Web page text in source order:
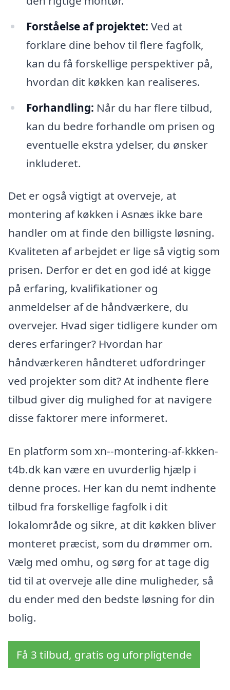
Forståelse af projektet: Ved at
forklare dine behov til flere fagfolk,
kan du få forskellige perspektiver på,
hvordan dit køkken kan realiseres.
Forhandling: Når du har flere tilbud,
kan du bedre forhandle om prisen og
eventuelle ekstra ydelser, du ønsker
inkluderet.
Det er også vigtigt at overveje, at
montering af køkken i Asnæs ikke bare
handler om at finde den billigste løsning.
Kvaliteten af arbejdet er lige så vigtig som
prisen. Derfor er det en god idé at kigge
på erfaring, kvalifikationer og
anmeldelser af de håndværkere, du
overvejer. Hvad siger tidligere kunder om
deres erfaringer? Hvordan har
håndværkeren håndteret udfordringer
ved projekter som dit? At indhente flere
tilbud giver dig mulighed for at navigere
disse faktorer mere informeret.
En platform som xn--montering-af-kkken-
t4b.dk kan være en uvurderlig hjælp i
denne proces. Her kan du nemt indhente
tilbud fra forskellige fagfolk i dit
lokalområde og sikre, at dit køkken bliver
monteret præcist, som du drømmer om.
Vælg med omhu, og sørg for at tage dig
tid til at overveje alle dine muligheder, så
du ender med den bedste løsning for din
bolig.
Få 3 tilbud, gratis og uforpligtende